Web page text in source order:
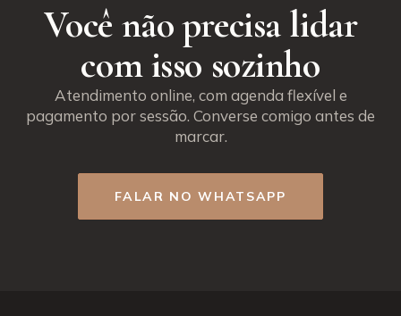
Você não precisa lidar
com isso sozinho
Atendimento online, com agenda flexível e
pagamento por sessão. Converse comigo antes de
marcar.
FALAR NO WHATSAPP